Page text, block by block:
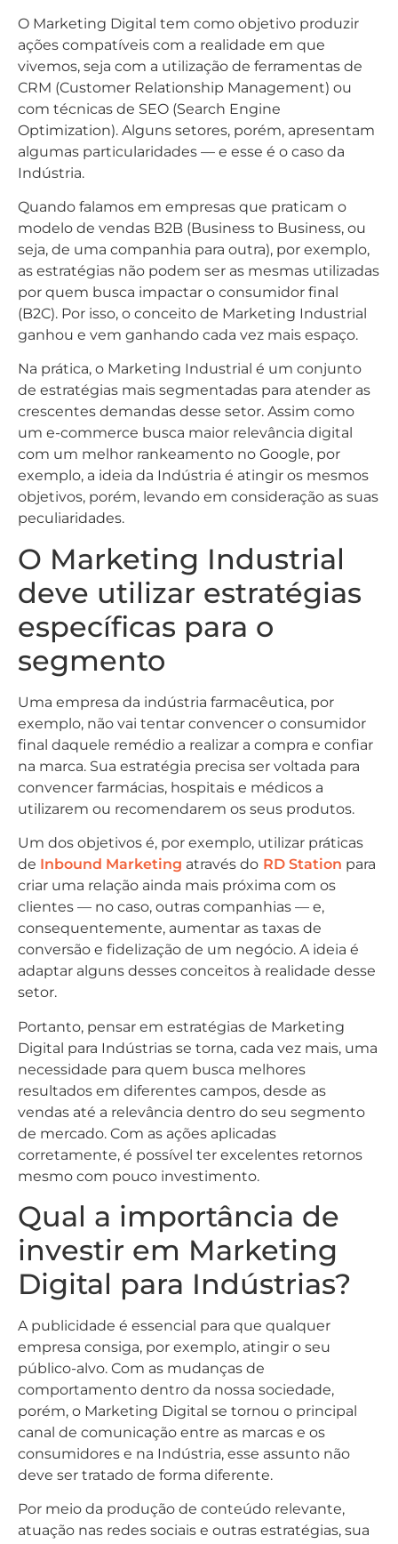
O Marketing Digital tem como objetivo produzir
ações compatíveis com a realidade em que
vivemos, seja com a utilização de ferramentas de
CRM (Customer Relationship Management) ou
com técnicas de SEO (Search Engine
Optimization). Alguns setores, porém, apresentam
algumas particularidades — e esse é o caso da
Indústria.
Quando falamos em empresas que praticam o
modelo de vendas B2B (Business to Business, ou
seja, de uma companhia para outra), por exemplo,
as estratégias não podem ser as mesmas utilizadas
por quem busca impactar o consumidor final
(B2C). Por isso, o conceito de Marketing Industrial
ganhou e vem ganhando cada vez mais espaço.
Na prática, o Marketing Industrial é um conjunto
de estratégias mais segmentadas para atender as
crescentes demandas desse setor. Assim como
um e-commerce busca maior relevância digital
com um melhor rankeamento no Google, por
exemplo, a ideia da Indústria é atingir os mesmos
objetivos, porém, levando em consideração as suas
peculiaridades.
O Marketing Industrial
deve utilizar estratégias
específicas para o
segmento
Uma empresa da indústria farmacêutica, por
exemplo, não vai tentar convencer o consumidor
final daquele remédio a realizar a compra e confiar
na marca. Sua estratégia precisa ser voltada para
convencer farmácias, hospitais e médicos a
utilizarem ou recomendarem os seus produtos.
Um dos objetivos é, por exemplo, utilizar práticas
de Inbound Marketing através do RD Station para
criar uma relação ainda mais próxima com os
clientes — no caso, outras companhias — e,
consequentemente, aumentar as taxas de
conversão e fidelização de um negócio. A ideia é
adaptar alguns desses conceitos à realidade desse
setor.
Portanto, pensar em estratégias de Marketing
Digital para Indústrias se torna, cada vez mais, uma
necessidade para quem busca melhores
resultados em diferentes campos, desde as
vendas até a relevância dentro do seu segmento
de mercado. Com as ações aplicadas
corretamente, é possível ter excelentes retornos
mesmo com pouco investimento.
Qual a importância de
investir em Marketing
Digital para Indústrias?
A publicidade é essencial para que qualquer
empresa consiga, por exemplo, atingir o seu
público-alvo. Com as mudanças de
comportamento dentro da nossa sociedade,
porém, o Marketing Digital se tornou o principal
canal de comunicação entre as marcas e os
consumidores e na Indústria, esse assunto não
deve ser tratado de forma diferente.
Por meio da produção de conteúdo relevante,
atuação nas redes sociais e outras estratégias, sua